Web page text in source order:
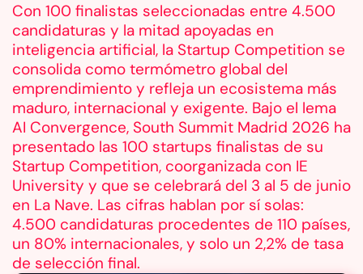
Con 100 finalistas seleccionadas entre 4.500
candidaturas y la mitad apoyadas en
inteligencia artificial, la Startup Competition se
consolida como termómetro global del
emprendimiento y refleja un ecosistema más
maduro, internacional y exigente. Bajo el lema
AI Convergence, South Summit Madrid 2026 ha
presentado las 100 startups finalistas de su
Startup Competition, coorganizada con IE
University y que se celebrará del 3 al 5 de junio
en La Nave. Las cifras hablan por sí solas:
4.500 candidaturas procedentes de 110 países,
un 80% internacionales, y solo un 2,2% de tasa
de selección final.